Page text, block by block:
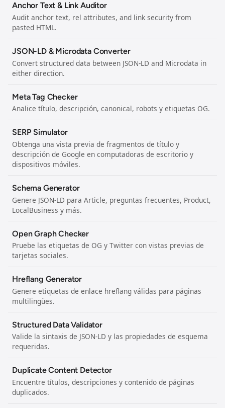
Anchor Text & Link Auditor
Audit anchor text, rel attributes, and link security from
pasted HTML.
JSON-LD & Microdata Converter
Convert structured data between JSON-LD and Microdata in
either direction.
Meta Tag Checker
Analice título, descripción, canonical, robots y etiquetas OG.
SERP Simulator
Obtenga una vista previa de fragmentos de título y
descripción de Google en computadoras de escritorio y
dispositivos móviles.
Schema Generator
Genere JSON-LD para Article, preguntas frecuentes, Product,
LocalBusiness y más.
Open Graph Checker
Pruebe las etiquetas de OG y Twitter con vistas previas de
tarjetas sociales.
Hreflang Generator
Genere etiquetas de enlace hreflang válidas para páginas
multilingües.
Structured Data Validator
Valide la sintaxis de JSON-LD y las propiedades de esquema
requeridas.
Duplicate Content Detector
Encuentre títulos, descripciones y contenido de páginas
duplicados.